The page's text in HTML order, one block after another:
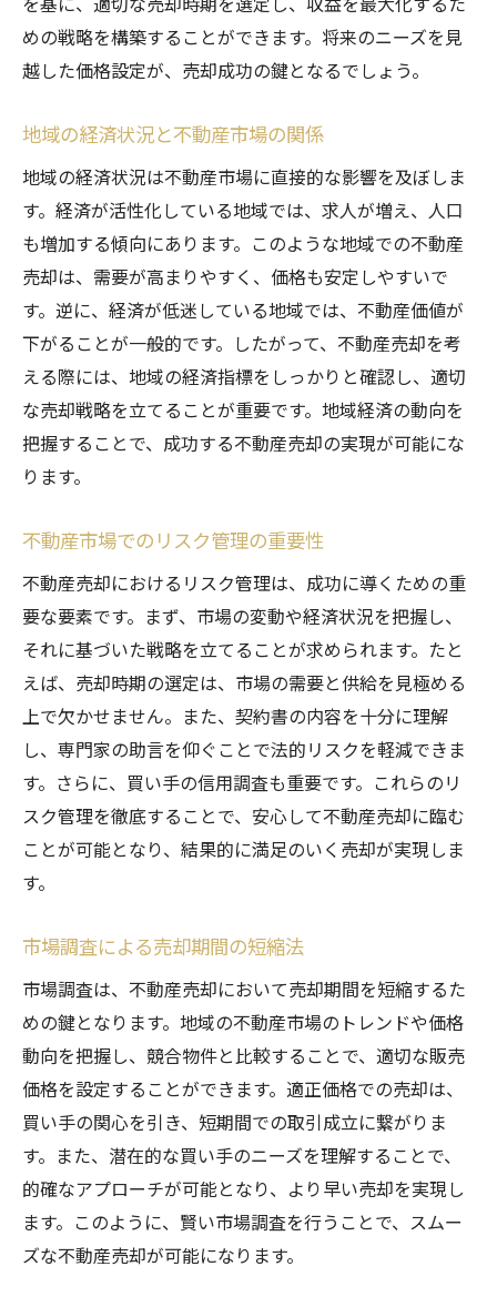
めの戦略を構築することができます。将来のニーズを見
越した価格設定が、売却成功の鍵となるでしょう。
地域の経済状況と不動産市場の関係
地域の経済状況は不動産市場に直接的な影響を及ぼしま
す。経済が活性化している地域では、求人が増え、人口
も増加する傾向にあります。このような地域での不動産
売却は、需要が高まりやすく、価格も安定しやすいで
す。逆に、経済が低迷している地域では、不動産価値が
下がることが一般的です。したがって、不動産売却を考
える際には、地域の経済指標をしっかりと確認し、適切
な売却戦略を立てることが重要です。地域経済の動向を
把握することで、成功する不動産売却の実現が可能にな
ります。
不動産市場でのリスク管理の重要性
不動産売却におけるリスク管理は、成功に導くための重
要な要素です。まず、市場の変動や経済状況を把握し、
それに基づいた戦略を立てることが求められます。たと
えば、売却時期の選定は、市場の需要と供給を見極める
上で欠かせません。また、契約書の内容を十分に理解
し、専門家の助言を仰ぐことで法的リスクを軽減できま
す。さらに、買い手の信用調査も重要です。これらのリ
スク管理を徹底することで、安心して不動産売却に臨む
ことが可能となり、結果的に満足のいく売却が実現しま
す。
市場調査による売却期間の短縮法
市場調査は、不動産売却において売却期間を短縮するた
めの鍵となります。地域の不動産市場のトレンドや価格
動向を把握し、競合物件と比較することで、適切な販売
価格を設定することができます。適正価格での売却は、
買い手の関心を引き、短期間での取引成立に繋がりま
す。また、潜在的な買い手のニーズを理解することで、
的確なアプローチが可能となり、より早い売却を実現し
ます。このように、賢い市場調査を行うことで、スムー
ズな不動産売却が可能になります。